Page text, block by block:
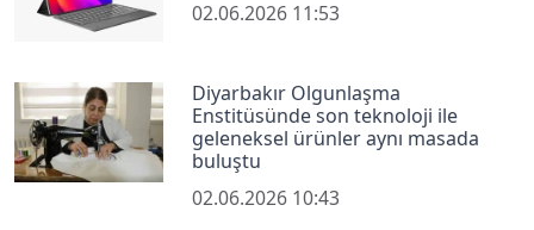
02.06.2026 11:53
Diyarbakır Olgunlaşma
Enstitüsünde son teknoloji ile
geleneksel ürünler aynı masada
buluştu
02.06.2026 10:43